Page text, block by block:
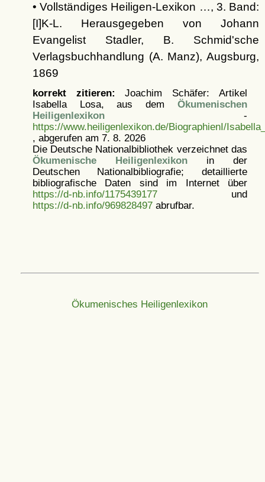
• Vollständiges Heiligen-Lexikon …, 3. Band:
[I]K-L. Herausgegeben von Johann
Evangelist Stadler, B. Schmid'sche
Verlagsbuchhandlung (A. Manz), Augsburg,
1869
korrekt zitieren: Joachim Schäfer: Artikel
Isabella Losa, aus dem Ökumenischen
Heiligenlexikon-
https://www.heiligenlexikon.de/BiographienI/
, abgerufen am 7. 8. 2026
Die Deutsche Nationalbibliothek verzeichnet das
Ökumenische Heiligenlexikonin der
Deutschen Nationalbibliografie; detaillierte
bibliografische Daten sind im Internet über
https://d-nb.info/1175439177und
https://d-nb.info/969828497abrufbar.
Ökumenisches Heiligenlexikon